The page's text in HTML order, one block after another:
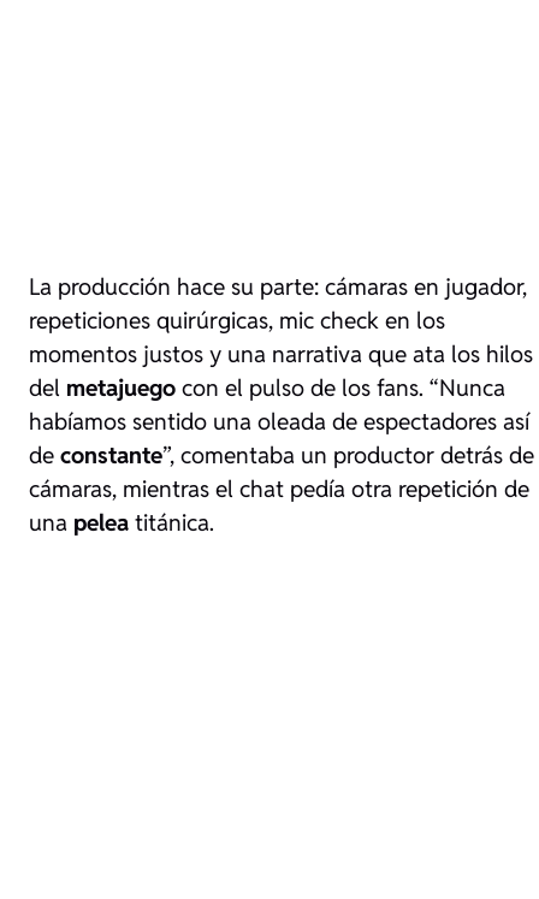
La producción hace su parte: cámaras en jugador,
repeticiones quirúrgicas, mic check en los
momentos justos y una narrativa que ata los hilos
del metajuego con el pulso de los fans. “Nunca
habíamos sentido una oleada de espectadores así
de constante”, comentaba un productor detrás de
cámaras, mientras el chat pedía otra repetición de
una pelea titánica.